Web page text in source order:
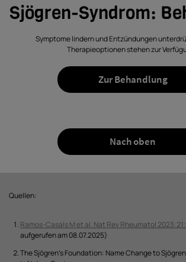
Sjögren-Syndrom:
Symptome lindern und Entzündungen
Therapieoptionen stehen zur
Zur Behandlung
Nach oben
Quellen:
Ramos-Casals M et al. Nat Rev Rheumatol
aufgerufen am 08.07.2025)
The Sjögren’s Foundation: Name Change to